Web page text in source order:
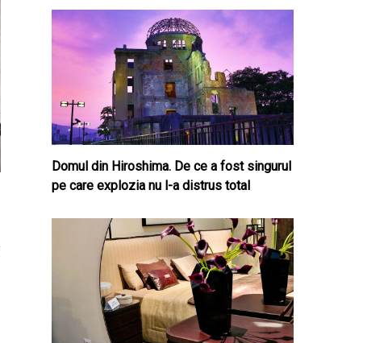
Domul din Hiroshima. De ce a fost singurul
pe care explozia nu l-a distrus total